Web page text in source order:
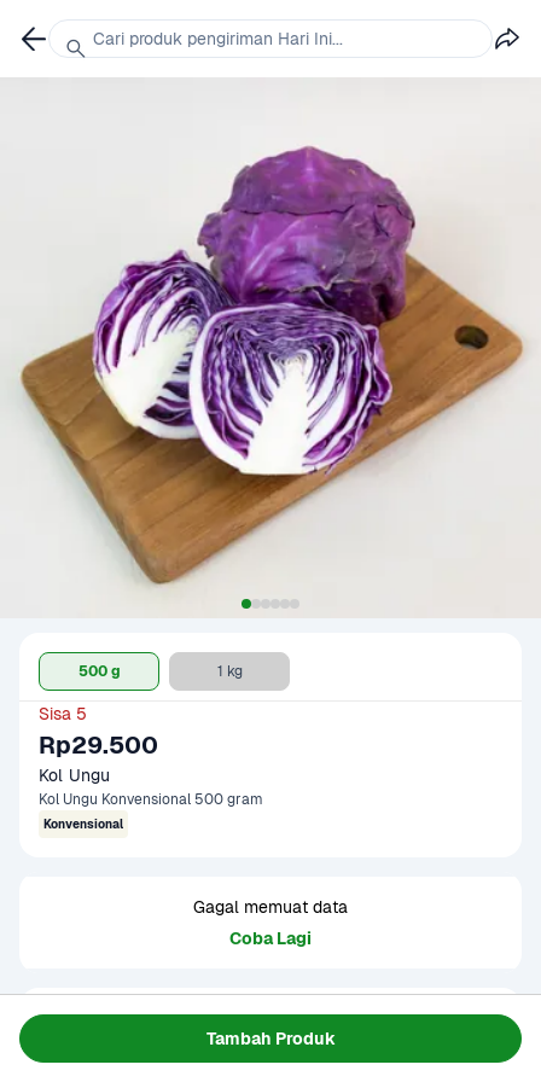
Tambah Produk
500 g 1 kg
Sisa 5
Rp29.500
Kol Ungu
Kol Ungu Konvensional 500 gram
Konvensional
Gagal memuat data
Coba Lagi
Informasi Produk
Kol ungu memiliki rasa yang mirip dengan kol hijau namun
Cari produk pengiriman Hari Ini...